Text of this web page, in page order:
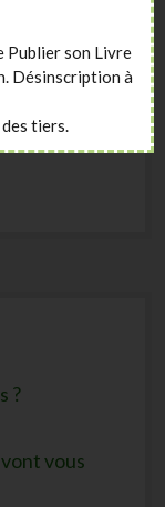
|
?
vous
Publier son Livre
Désinscription à
tiers.